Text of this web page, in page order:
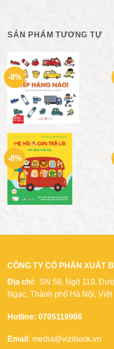
SẢN PHẨM TƯƠNG TỰ
-8%
-8%
CÔNG TY CỔ PHẦN XUẤT
Địa chỉ: SN 58, Ngõ 119,
Ngạc, Thành phố Hà Nội, Việt
Hotline: 0705119986
Email: media@vizibook.vn